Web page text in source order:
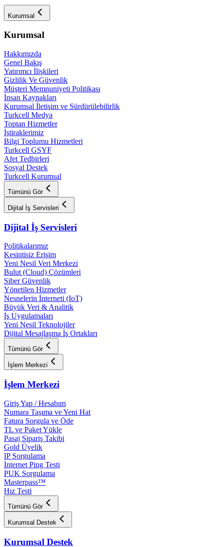
Kurumsal
Kurumsal
Hakkımızda
Genel Bakış
Yatırımcı İlişkileri
Gizlilik Ve Güvenlik
Müşteri Memnuniyeti Politikası
İnsan Kaynakları
Kurumsal İletişim ve Sürdürülebilirlik
Turkcell Medya
Toptan Hizmetler
İştiraklerimiz
Bilgi Toplumu Hizmetleri
Turkcell GSYF
Afet Tedbirleri
Sosyal Destek
Turkcell Kurumsal
Tümünü Gör
Dijital İş Servisleri
Dijital İş Servisleri
Politikalarımız
Kesintisiz Erişim
Yeni Nesil Veri Merkezi
Bulut (Cloud) Çözümleri
Siber Güvenlik
Yönetilen Hizmetler
Nesnelerin İnterneti (IoT)
Büyük Veri & Analitik
İş Uygulamaları
Yeni Nesil Teknolojiler
Dijital Mesajlaşma İş Ortakları
Tümünü Gör
İşlem Merkezi
İşlem Merkezi
Giriş Yap / Hesabım
Numara Taşıma ve Yeni Hat
Fatura Sorgula ve Öde
TL ve Paket Yükle
Pasaj Sipariş Takibi
Gold Üyelik
IP Sorgulama
İnternet Ping Testi
PUK Sorgulama
Masterpass™
Hız Testi
Tümünü Gör
Kurumsal Destek
Kurumsal Destek